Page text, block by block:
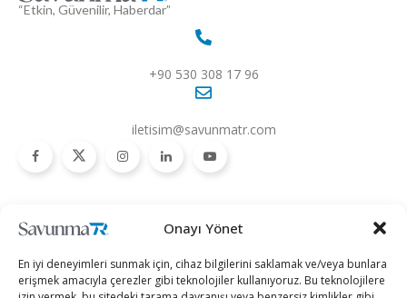
Onayı Yönet
En iyi deneyimleri sunmak için, cihaz bilgilerini saklamak ve/veya bunlara
erişmek amacıyla çerezler gibi teknolojiler kullanıyoruz. Bu teknolojilere
“Etkin, Güvenilir, Haberdar”
+90 530 308 17 96
iletisim@savunmatr.com
Savunma Sanayii
Hava Platformları
Kategoriler
Siber Güvenlik
SavunmaTR
Hakkımızda